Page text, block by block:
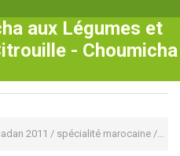
aux Légumes et
- Choumicha
2011 / spécialité marocaine /